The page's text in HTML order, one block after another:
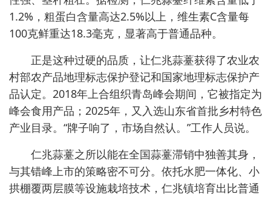
1.2%，粗蛋白含量高达2.5%以上，维生素C含量每
100克鲜重达18.3毫克，显著高于普通品种。
正是这种过硬的品质，让仁兆蒜薹获得了农业农
村部农产品地理标志保护登记和国家地理标志保护产
品认定。2018年上合组织青岛峰会期间，它被指定为
峰会食用产品；2025年，又入选山东省首批乡村特色
产业目录。“牌子响了，市场自然认。”工作人员说。
仁兆蒜薹之所以能在全国蒜薹滞销中独善其身，
与其错峰上市的策略密不可分。依托水肥一体化、小
拱棚覆两层膜等设施栽培技术，仁兆镇培育出比普通